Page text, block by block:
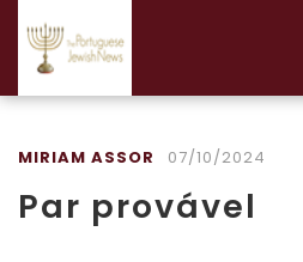
MIRIAM ASSOR 07/10/2024
Par provável